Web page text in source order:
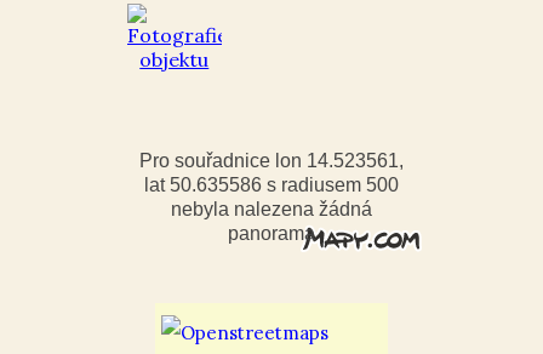
Pro souřadnice lon 14.523561,
lat 50.635586 s radiusem 500
nebyla nalezena žádná
panorama